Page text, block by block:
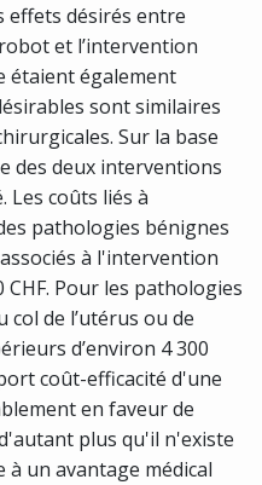
effets désirés entre
et l’intervention
étaient également
sont similaires
Sur la base
des deux interventions
coûts liés à
pathologies bénignes
à l'intervention
Pour les pathologies
col de l’utérus ou de
d’environ 4 300
coût-efficacité d'une
en faveur de
plus qu'il n'existe
un avantage médical